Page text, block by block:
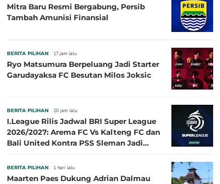
Mitra Baru Resmi Bergabung, Persib
Tambah Amunisi Finansial
BERITA PILIHAN 17 jam lalu
Ryo Matsumura Berpeluang Jadi Starter
Garudayaksa FC Besutan Milos Joksic
BERITA PILIHAN 20 jam lalu
I.League Rilis Jadwal BRI Super League
2026/2027: Arema FC Vs Kalteng FC dan
Bali United Kontra PSS Sleman Jadi
BERITA PILIHAN 1 hari lalu
Maarten Paes Dukung Adrian Dalmau